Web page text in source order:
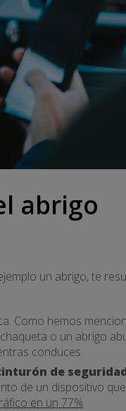
abrigo
un abrigo, te
Como hemos
o un abrigo
conduces.
de
de un dispositivo que
en un 77%.